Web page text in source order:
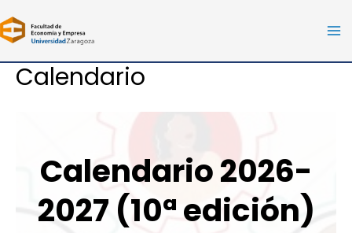
al
contenido
Calendario
Calendario 2026-
2027 (10ª edición)